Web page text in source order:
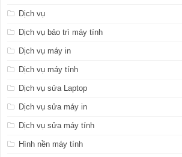
Dịch vụ
Dịch vụ bảo trì máy tính
Dịch vụ máy in
Dịch vụ máy tính
Dịch vụ sửa Laptop
Dịch vụ sửa máy in
Dịch vụ sửa máy tính
Hình nền máy tính